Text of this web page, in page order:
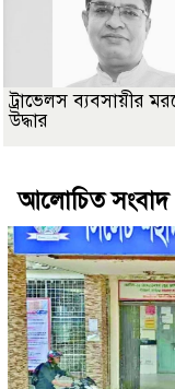
ট্রাভেলস ব্যবসায়ীর
উদ্ধার
আলোচিত সংবাদ